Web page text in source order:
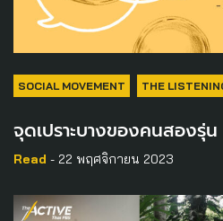
SOCIAL MOVEMENT THE
จุดเปราะบางของคนสองรุ่น
Read - 22 พฤศจิกายน 2023